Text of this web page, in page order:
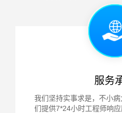
服务
我们坚持实事求是，不小
们提供7*24小时工程师响